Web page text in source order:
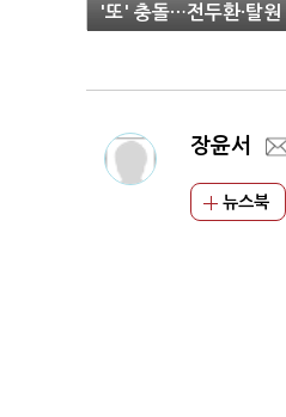
'또' 충돌…전두환·탈원
전 놓고 격론
장윤서
뉴스북